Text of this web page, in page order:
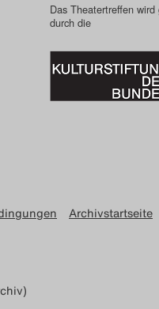
Das Theatertreffen wird
durch die
Archivstartseite